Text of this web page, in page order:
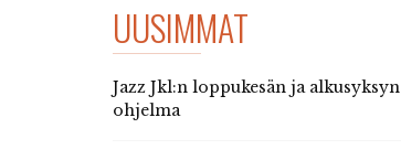
UUSIMMAT
Jazz Jkl:n loppukesän ja alkusyksyn
ohjelma